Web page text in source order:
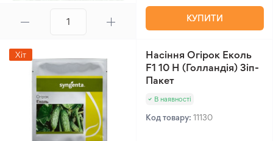
КУПИТИ
Хіт
Насіння Огірок Еколь
F1 10 Н (Голландія) Зіп-
Пакет
В наявності
Код товару: 11130